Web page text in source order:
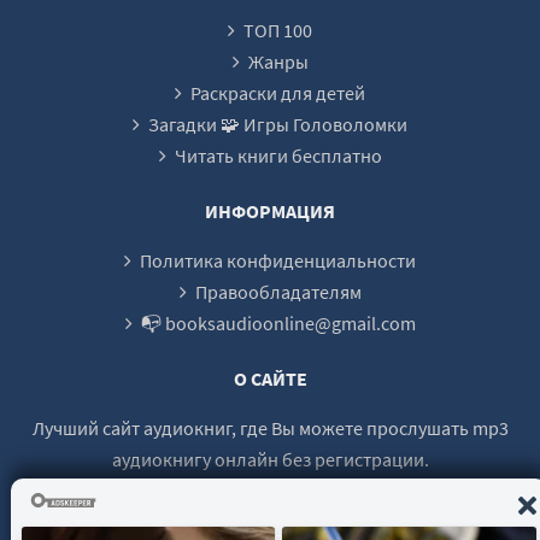
ТОП 100
Жанры
Раскраски для детей
Загадки 🧩 Игры Головоломки
Читать книги бесплатно
ИНФОРМАЦИЯ
Политика конфиденциальности
Правообладателям
📭 booksaudioonline@gmail.com
О САЙТЕ
Лучший сайт аудиокниг, где Вы можете прослушать mp3
аудиокнигу онлайн без регистрации.